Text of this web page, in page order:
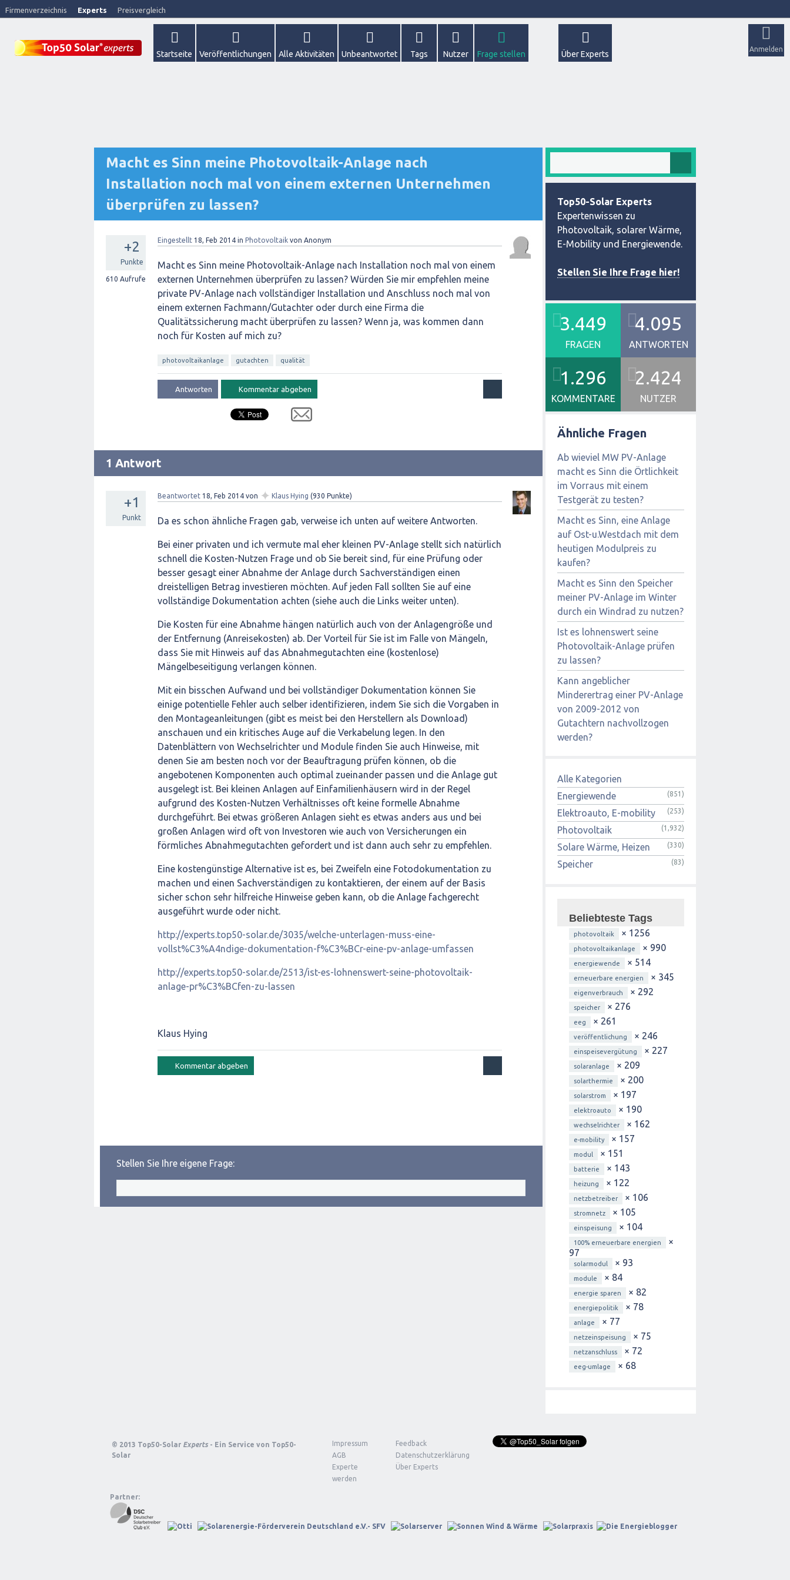
Firmenverzeichnis Experts Preisvergleich
Anmelden
Startseite Veröffentlichungen Alle Aktivitäten Unbeantwortet Tags Nutzer Frage stellen Über Experts
Macht es Sinn meine Photovoltaik-Anlage nach
Installation noch mal von einem externen Unternehmen
überprüfen zu lassen?
+2
Punkte
610 Aufrufe
Eingestellt 18, Feb 2014 in Photovoltaik von Anonym
Macht es Sinn meine Photovoltaik-Anlage nach Installation noch mal von einem
externen Unternehmen überprüfen zu lassen? Würden Sie mir empfehlen meine
private PV-Anlage nach vollständiger Installation und Anschluss noch mal von
einem externen Fachmann/Gutachter oder durch eine Firma die
Qualitätssicherung macht überprüfen zu lassen? Wenn ja, was kommen dann
noch für Kosten auf mich zu?
photovoltaikanlage gutachten qualität
1 Antwort
+1
Punkt
Beantwortet 18, Feb 2014 von ✦ Klaus Hying (930 Punkte)
Da es schon ähnliche Fragen gab, verweise ich unten auf weitere Antworten.
Bei einer privaten und ich vermute mal eher kleinen PV-Anlage stellt sich natürlich
schnell die Kosten-Nutzen Frage und ob Sie bereit sind, für eine Prüfung oder
besser gesagt einer Abnahme der Anlage durch Sachverständigen einen
dreistelligen Betrag investieren möchten. Auf jeden Fall sollten Sie auf eine
vollständige Dokumentation achten (siehe auch die Links weiter unten).
Die Kosten für eine Abnahme hängen natürlich auch von der Anlagengröße und
der Entfernung (Anreisekosten) ab. Der Vorteil für Sie ist im Falle von Mängeln,
dass Sie mit Hinweis auf das Abnahmegutachten eine (kostenlose)
Mängelbeseitigung verlangen können.
Mit ein bisschen Aufwand und bei vollständiger Dokumentation können Sie
einige potentielle Fehler auch selber identifizieren, indem Sie sich die Vorgaben in
den Montageanleitungen (gibt es meist bei den Herstellern als Download)
anschauen und ein kritisches Auge auf die Verkabelung legen. In den
Datenblättern von Wechselrichter und Module finden Sie auch Hinweise, mit
denen Sie am besten noch vor der Beauftragung prüfen können, ob die
angebotenen Komponenten auch optimal zueinander passen und die Anlage gut
ausgelegt ist. Bei kleinen Anlagen auf Einfamilienhäusern wird in der Regel
aufgrund des Kosten-Nutzen Verhältnisses oft keine formelle Abnahme
durchgeführt. Bei etwas größeren Anlagen sieht es etwas anders aus und bei
großen Anlagen wird oft von Investoren wie auch von Versicherungen ein
förmliches Abnahmegutachten gefordert und ist dann auch sehr zu empfehlen.
Eine kostengünstige Alternative ist es, bei Zweifeln eine Fotodokumentation zu
machen und einen Sachverständigen zu kontaktieren, der einem auf der Basis
sicher schon sehr hilfreiche Hinweise geben kann, ob die Anlage fachgerecht
ausgeführt wurde oder nicht.
http://experts.top50-solar.de/3035/welche-unterlagen-muss-eine-
vollst%C3%A4ndige-dokumentation-f%C3%BCr-eine-pv-anlage-umfassen
http://experts.top50-solar.de/2513/ist-es-lohnenswert-seine-photovoltaik-
anlage-pr%C3%BCfen-zu-lassen
Klaus Hying
Stellen Sie Ihre eigene Frage:
Top50-Solar Experts
Expertenwissen zu
Photovoltaik, solarer Wärme,
E-Mobility und Energiewende.
Stellen Sie Ihre Frage hier!
3.449
FRAGEN
4.095
ANTWORTEN
1.296
KOMMENTARE
2.424
NUTZER
Ähnliche Fragen
Ab wieviel MW PV-Anlage
macht es Sinn die Örtlichkeit
im Vorraus mit einem
Testgerät zu testen?
Macht es Sinn, eine Anlage
auf Ost-u.Westdach mit dem
heutigen Modulpreis zu
kaufen?
Macht es Sinn den Speicher
meiner PV-Anlage im Winter
durch ein Windrad zu nutzen?
Ist es lohnenswert seine
Photovoltaik-Anlage prüfen
zu lassen?
Kann angeblicher
Minderertrag einer PV-Anlage
von 2009-2012 von
Gutachtern nachvollzogen
werden?
Alle Kategorien
Energiewende
(851)
Elektroauto, E-mobility (253)
Photovoltaik (1,932)
Solare Wärme, Heizen (330)
Speicher (83)
Beliebteste Tags
photovoltaik × 1256
photovoltaikanlage × 990
energiewende × 514
erneuerbare energien × 345
eigenverbrauch × 292
speicher × 276
eeg × 261
veröffentlichung × 246
einspeisevergütung × 227
solaranlage × 209
solarthermie × 200
solarstrom × 197
elektroauto × 190
wechselrichter × 162
e-mobility × 157
modul × 151
batterie × 143
heizung × 122
netzbetreiber × 106
stromnetz × 105
einspeisung × 104
100% erneuerbare energien
×
97
solarmodul × 93
module × 84
energie sparen × 82
energiepolitik × 78
anlage × 77
netzeinspeisung × 75
netzanschluss × 72
eeg-umlage × 68
© 2013 Top50-Solar Experts - Ein Service von Top50-
Solar
Impressum
Feedback
AGB
Datenschutzerklärung
Experte
werden
Über Experts
Partner: